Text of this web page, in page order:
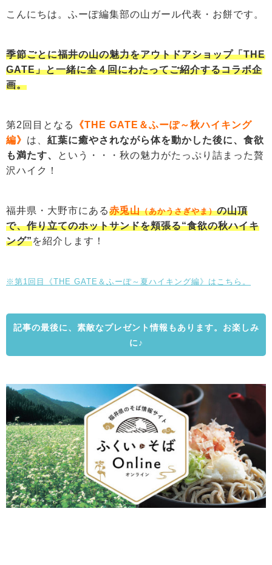
こんにちは。ふーぽ編集部の山ガール代表・お餅です。
季節ごとに福井の山の魅力をアウトドアショップ「THE
GATE」と一緒に全４回にわたってご紹介するコラボ企
画。
第2回目となる
《THE GATE＆ふーぽ～秋ハイキング
編》 は、 紅葉に癒やされながら体を動かした後に、食欲
も満たす、
という・・・秋の魅力がたっぷり詰まった贅
沢ハイク！
福井県・大野市にある赤兎山（あかうさぎやま）の山頂
で、作り立てのホットサンドを頬張る“食欲の秋ハイキ
ング”を紹介します！
※第1回目《THE GATE＆ふーぽ～夏ハイキング編》はこちら。
記事の最後に、素敵なプレゼント情報もあります。お楽しみ
に♪